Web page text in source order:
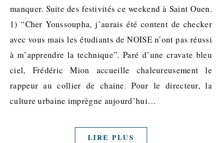
manquer. Suite des festivités ce weekend à Saint Ouen.
1) “Cher Youssoupha, j’aurais été content de checker
avec vous mais les étudiants de NOISE n’ont pas réussi
à m’apprendre la technique”. Paré d’une cravate bleu
ciel, Frédéric Mion accueille chaleureusement le
rappeur au collier de chaine. Pour le directeur, la
culture urbaine imprègne aujourd’hui…
LIRE PLUS